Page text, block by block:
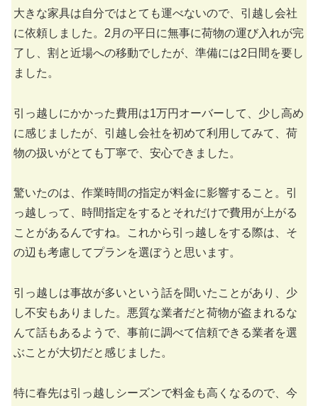
大きな家具は自分ではとても運べないので、引越し会社
に依頼しました。2月の平日に無事に荷物の運び入れが完
了し、割と近場への移動でしたが、準備には2日間を要し
ました。
引っ越しにかかった費用は1万円オーバーして、少し高め
に感じましたが、引越し会社を初めて利用してみて、荷
物の扱いがとても丁寧で、安心できました。
驚いたのは、作業時間の指定が料金に影響すること。引
っ越しって、時間指定をするとそれだけで費用が上がる
ことがあるんですね。これから引っ越しをする際は、そ
の辺も考慮してプランを選ぼうと思います。
引っ越しは事故が多いという話を聞いたことがあり、少
し不安もありました。悪質な業者だと荷物が盗まれるな
んて話もあるようで、事前に調べて信頼できる業者を選
ぶことが大切だと感じました。
特に春先は引っ越しシーズンで料金も高くなるので、今